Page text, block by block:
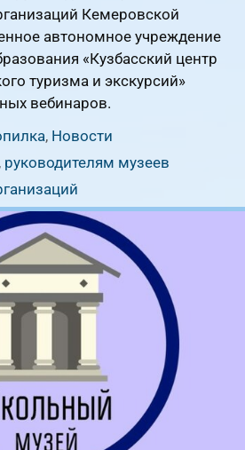
Кемеровской
автономное учреждение
«Кузбасский центр
туризма и экскурсий»
вебинаров.
, Новости
, руководителям музеев